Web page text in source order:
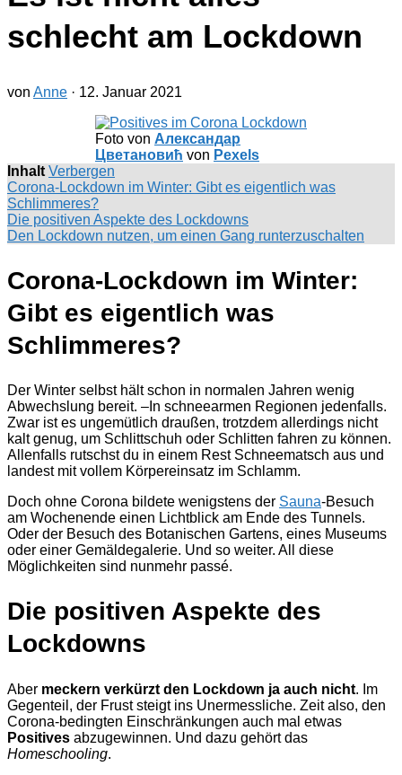
schlecht am Lockdown
von Anne · 12. Januar 2021
Foto von Александар
Цветановић von Pexels
Inhalt Verbergen
Corona-Lockdown im Winter: Gibt es eigentlich was
Schlimmeres?
Die positiven Aspekte des Lockdowns
Den Lockdown nutzen, um einen Gang runterzuschalten
Corona-Lockdown im Winter:
Gibt es eigentlich was
Schlimmeres?
Der Winter selbst hält schon in normalen Jahren wenig
Abwechslung bereit. –In schneearmen Regionen jedenfalls.
Zwar ist es ungemütlich draußen, trotzdem allerdings nicht
kalt genug, um Schlittschuh oder Schlitten fahren zu können.
Allenfalls rutschst du in einem Rest Schneematsch aus und
landest mit vollem Körpereinsatz im Schlamm.
Doch ohne Corona bildete wenigstens der Sauna-Besuch
am Wochenende einen Lichtblick am Ende des Tunnels.
Oder der Besuch des Botanischen Gartens, eines Museums
oder einer Gemäldegalerie. Und so weiter. All diese
Möglichkeiten sind nunmehr passé.
Die positiven Aspekte des
Lockdowns
Aber meckern verkürzt den Lockdown ja auch nicht. Im
Gegenteil, der Frust steigt ins Unermessliche. Zeit also, den
Corona-bedingten Einschränkungen auch mal etwas
Positives abzugewinnen. Und dazu gehört das
Homeschooling.